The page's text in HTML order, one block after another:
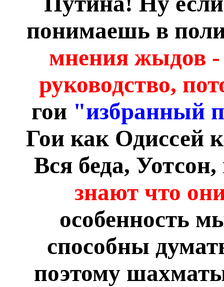
понимаешь в
мнения жыдов -
руководство,
гои "избранный
Гои как Одиссей
Вся беда,
знают что
особенность
способны
поэтому